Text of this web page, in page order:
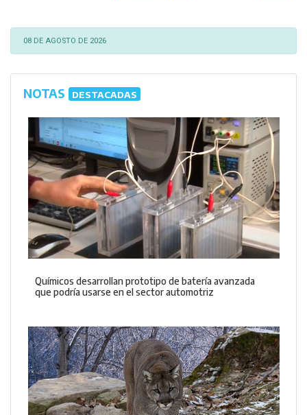
08 DE AGOSTO DE 2026
NOTAS DESTACADAS
Químicos desarrollan prototipo de batería avanzada
que podría usarse en el sector automotriz